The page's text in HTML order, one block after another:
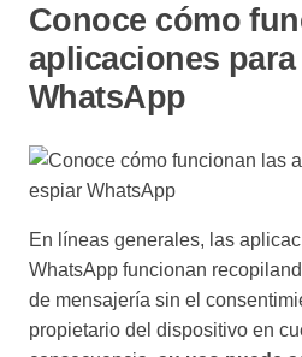
Conoce cómo
aplicaciones
WhatsApp
En líneas generales, las
WhatsApp funcionan
de mensajería sin el
propietario del dispositivo en